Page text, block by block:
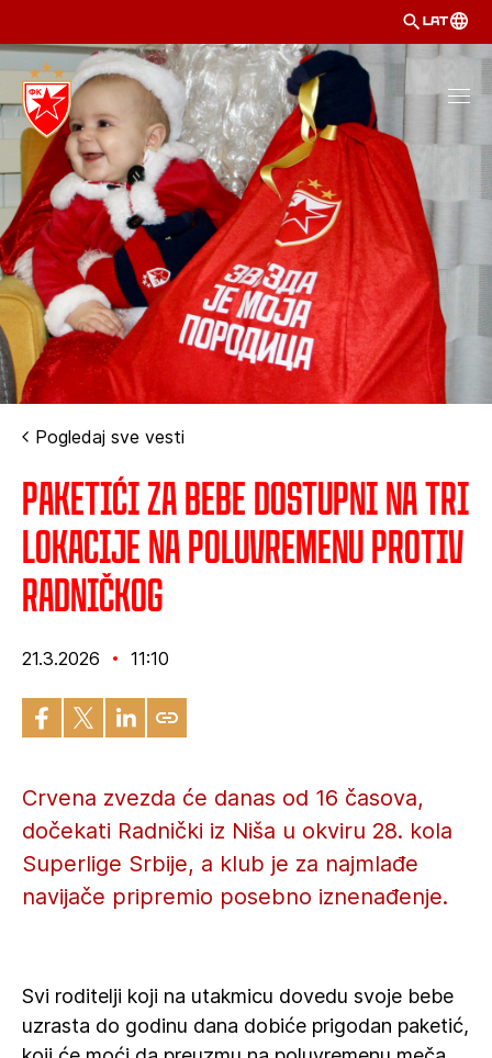
LAT
Pogledaj sve vesti
Paketići za bebe dostupni na tri
lokacije na poluvremenu protiv
Radničkog
21.3.2026 11:10
Crvena zvezda će danas od 16 časova,
dočekati Radnički iz Niša u okviru 28. kola
Superlige Srbije, a klub je za najmlađe
navijače pripremio posebno iznenađenje.
Svi roditelji koji na utakmicu dovedu svoje bebe
uzrasta do godinu dana dobiće prigodan paketić,